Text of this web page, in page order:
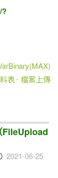
?
表 檔案上傳
FileUpload
2021-06-25